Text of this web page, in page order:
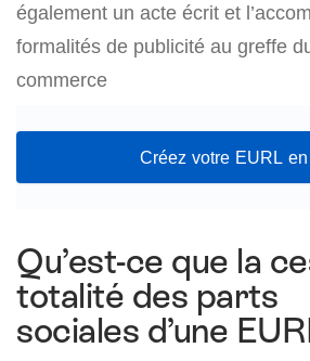
également un acte écrit et
formalités de publicité au greffe
commerce
Créez votre EURL
Qu’est-ce que la
totalité des parts
sociales d’une